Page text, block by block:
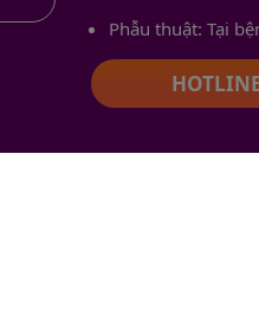
Phẫu thuật: Tại